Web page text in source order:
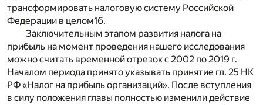
трансформировать налоговую систему Российской
Федерации в целом16.
Заключительным этапом развития налога на
прибыль на момент проведения нашего исследования
можно считать временной отрезок с 2002 по 2019 г.
Началом периода принято указывать принятие гл. 25 НК
РФ «Налог на прибыль организаций». После вступления
в силу положения главы полностью изменили действие